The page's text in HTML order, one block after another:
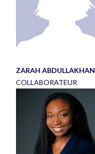
ZARAH ABDULLAKHAN
COLLABORATEUR